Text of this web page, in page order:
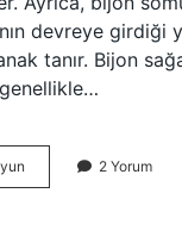
devreye girdiği
tanır. Bijon
Bijon
2 Yorum